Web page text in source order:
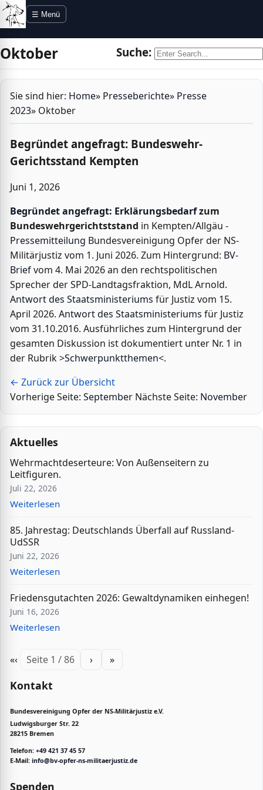
Direkt zur Navigation
Direkt zum Inhalt
☰ Menü
Oktober Suche:
Sie sind hier: Home» Presseberichte» Presse
2023» Oktober
Begründet angefragt: Bundeswehr-
Gerichtsstand Kempten
Juni 1, 2026
Begründet angefragt: Erklärungsbedarfzum
Bundeswehrgerichtststand in Kempten/Allgäu -
Pressemitteilung Bundesvereinigung Opfer der NS-
Militärjustiz vom 1. Juni 2026. Zum Hintergrund: BV-
Briefvom 4. Mai 2026 an den rechtspolitischen
Sprecher der SPD-Landtagsfraktion, MdL Arnold.
Antwort des Staatsministeriums für Justiz vom 15.
April 2026. Antwort des Staatsministeriums für Justiz
vom 31.10.2016. Ausführliches zum Hintergrund der
gesamten Diskussion ist dokumentiert unter Nr. 1 in
der Rubrik >Schwerpunktthemen<.
← Zurück zur Übersicht
Vorherige Seite: September Nächste Seite: November
Aktuelles
Wehrmachtdeserteure: Von Außenseitern zu
Leitfiguren.
Juli 22, 2026
Weiterlesen
85. Jahrestag: Deutschlands Überfall auf Russland-
UdSSR
Juni 22, 2026
Weiterlesen
Friedensgutachten 2026: Gewaltdynamiken einhegen!
Juni 16, 2026
Weiterlesen
«‹ Seite 1 / 86 › »
Kontakt
Bundesvereinigung Opfer der NS-Militärjustiz e.V.
Ludwigsburger Str. 22
28215 Bremen
Telefon: +49 421 37 45 57
E-Mail: info@bv-opfer-ns-militaerjustiz.de
Spenden